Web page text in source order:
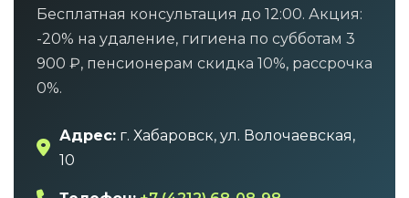
Бесплатная консультация до 12:00. Акция:
-20% на удаление, гигиена по субботам 3
900 ₽, пенсионерам скидка 10%, рассрочка
0%.
Адрес:г. Хабаровск, ул. Волочаевская,
10